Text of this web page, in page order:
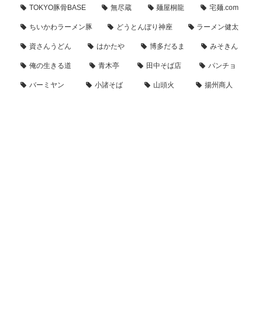
TOKYO豚骨BASE 無尽蔵 麺屋桐龍 宅麺.com
ちいかわラーメン豚 どうとんぼり神座 ラーメン健太
資さんうどん はかたや 博多だるま みそきん
俺の生きる道 青木亭 田中そば店 パンチョ
バーミヤン 小諸そば 山頭火 揚州商人